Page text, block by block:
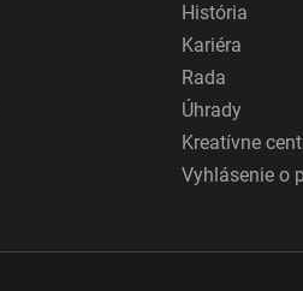
História
Kariéra
Rada
Úhrady
Kreatívne
Vyhlásenie o